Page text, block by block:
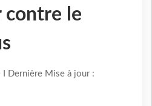
contre le
Dernière Mise à jour :